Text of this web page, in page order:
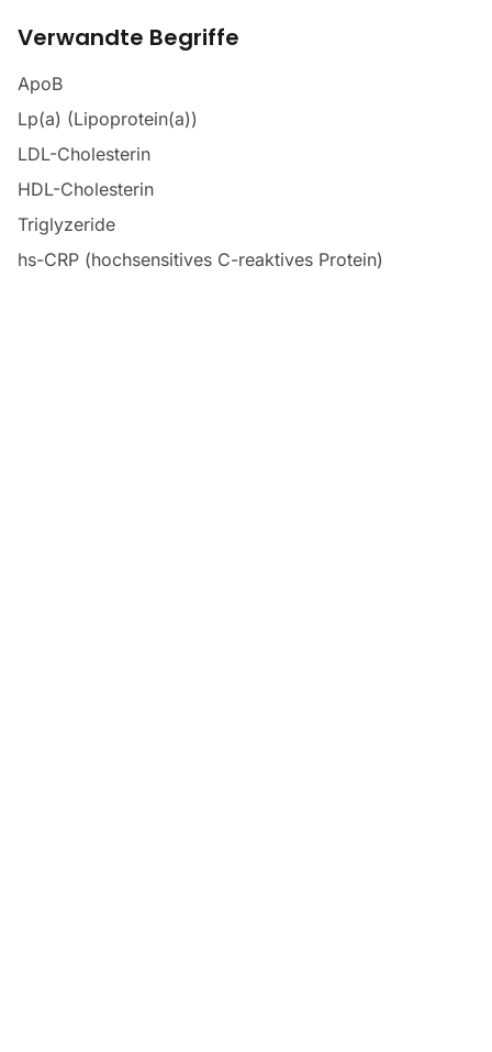
Verwandte Begriffe
ApoB
Lp(a) (Lipoprotein(a))
LDL-Cholesterin
HDL-Cholesterin
Triglyzeride
hs-CRP (hochsensitives C-reaktives Protein)